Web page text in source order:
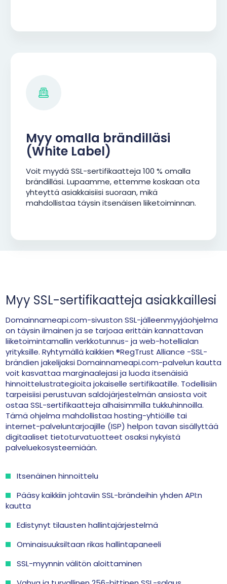
Myy omalla brändilläsi
(White Label)
Voit myydä SSL-sertifikaatteja 100 % omalla
brändilläsi. Lupaamme, ettemme koskaan ota
yhteyttä asiakkaisiisi suoraan, mikä
mahdollistaa täysin itsenäisen liiketoiminnan.
Myy SSL-sertifikaatteja asiakkaillesi
Domainnameapi.com-sivuston SSL-jälleenmyyjäohjelma
on täysin ilmainen ja se tarjoaa erittäin kannattavan
liiketoimintamallin verkkotunnus- ja web-hotellialan
yrityksille. Ryhtymällä kaikkien ®RegTrust Alliance -SSL-
brändien jakelijaksi Domainnameapi.com-palvelun kautta
voit kasvattaa marginaalejasi ja luoda itsenäisiä
hinnoittelustrategioita jokaiselle sertifikaatille. Todellisiin
tarpeisiisi perustuvan saldojärjestelmän ansiosta voit
ostaa SSL-sertifikaatteja alhaisimmilla tukkuhinnoilla.
Tämä ohjelma mahdollistaa hosting-yhtiöille tai
internet-palveluntarjoajille (ISP) helpon tavan sisällyttää
digitaaliset tietoturvatuotteet osaksi nykyistä
palveluekosysteemiään.
Itsenäinen hinnoittelu
Pääsy kaikkiin johtaviin SSL-brändeihin yhden API:n
kautta
Edistynyt tilausten hallintajärjestelmä
Ominaisuuksiltaan rikas hallintapaneeli
SSL-myynnin välitön aloittaminen